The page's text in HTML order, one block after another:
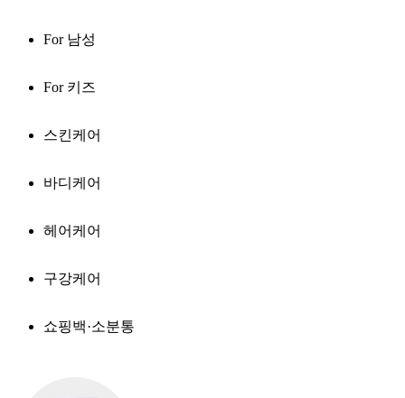
For 남성
For 키즈
스킨케어
바디케어
헤어케어
구강케어
쇼핑백·소분통